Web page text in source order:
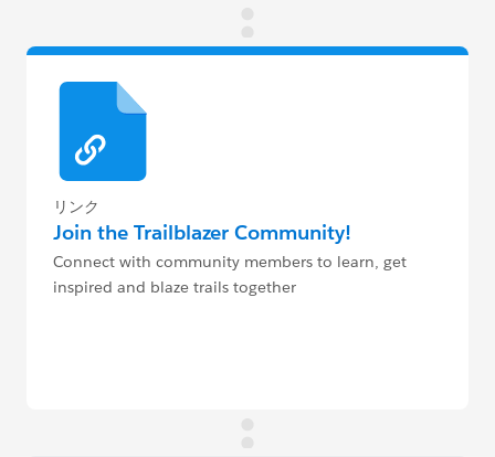
リンク
Join the Trailblazer Community!
Connect with community members to learn, get
inspired and blaze trails together